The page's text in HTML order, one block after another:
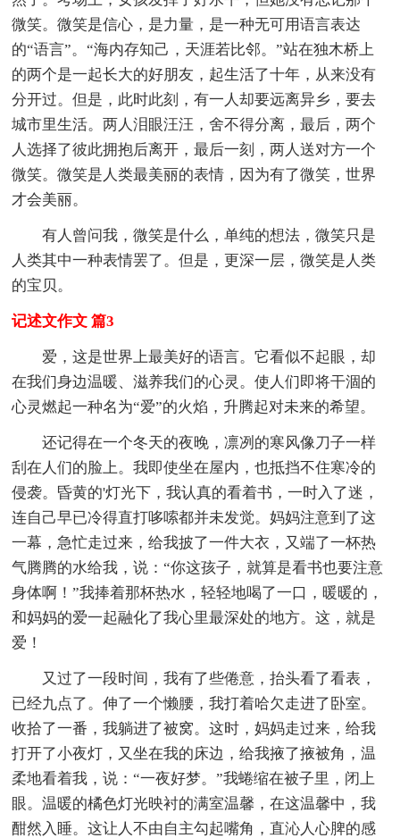
微笑。微笑是信心，是力量，是一种无可用语言表达
的“语言”。“海内存知己，天涯若比邻。”站在独木桥上
的两个是一起长大的好朋友，起生活了十年，从来没有
分开过。但是，此时此刻，有一人却要远离异乡，要去
城市里生活。两人泪眼汪汪，舍不得分离，最后，两个
人选择了彼此拥抱后离开，最后一刻，两人送对方一个
微笑。微笑是人类最美丽的表情，因为有了微笑，世界
才会美丽。
有人曾问我，微笑是什么，单纯的想法，微笑只是
人类其中一种表情罢了。但是，更深一层，微笑是人类
的宝贝。
记述文作文 篇3
爱，这是世界上最美好的语言。它看似不起眼，却
在我们身边温暖、滋养我们的心灵。使人们即将干涸的
心灵燃起一种名为“爱”的火焰，升腾起对未来的希望。
还记得在一个冬天的夜晚，凛冽的寒风像刀子一样
刮在人们的脸上。我即使坐在屋内，也抵挡不住寒冷的
侵袭。昏黄的'灯光下，我认真的看着书，一时入了迷，
连自己早已冷得直打哆嗦都并未发觉。妈妈注意到了这
一幕，急忙走过来，给我披了一件大衣，又端了一杯热
气腾腾的水给我，说：“你这孩子，就算是看书也要注意
身体啊！”我捧着那杯热水，轻轻地喝了一口，暖暖的，
和妈妈的爱一起融化了我心里最深处的地方。这，就是
爱！
又过了一段时间，我有了些倦意，抬头看了看表，
已经九点了。伸了一个懒腰，我打着哈欠走进了卧室。
收拾了一番，我躺进了被窝。这时，妈妈走过来，给我
打开了小夜灯，又坐在我的床边，给我掖了掖被角，温
柔地看着我，说：“一夜好梦。”我蜷缩在被子里，闭上
眼。温暖的橘色灯光映衬的满室温馨，在这温馨中，我
酣然入睡。这让人不由自主勾起嘴角，直沁人心脾的感